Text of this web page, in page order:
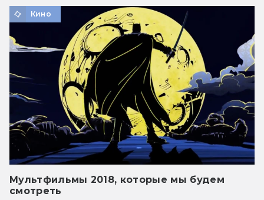
Кино
Мультфильмы 2018, которые мы будем
смотреть